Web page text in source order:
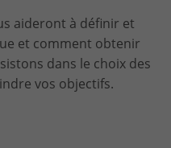
aideront à définir et
et comment obtenir
dans le choix des
vos objectifs.